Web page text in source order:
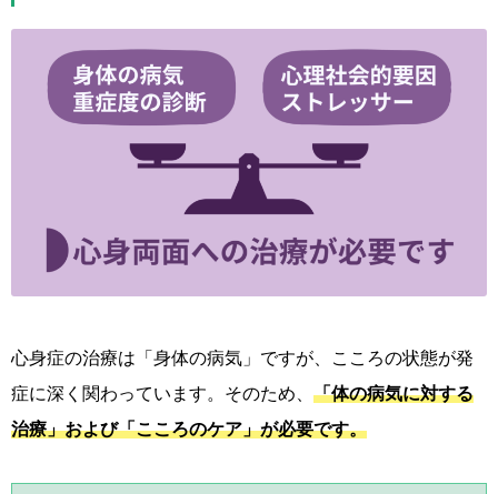
心身症の治療は「身体の病気」ですが、こころの状態が発
症に深く関わっています。そのため、 「体の病気に対する
治療」および「こころのケア」が必要です。